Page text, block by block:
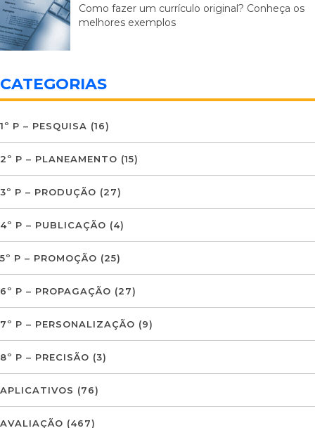
Como fazer um currículo original? Conheça os
melhores exemplos
CATEGORIAS
1º P – PESQUISA (16)
2º P – PLANEAMENTO (15)
3º P – PRODUÇÃO (27)
4º P – PUBLICAÇÃO (4)
5º P – PROMOÇÃO (25)
6º P – PROPAGAÇÃO (27)
7º P – PERSONALIZAÇÃO (9)
8º P – PRECISÃO (3)
APLICATIVOS (76)
AVALIAÇÃO (467)